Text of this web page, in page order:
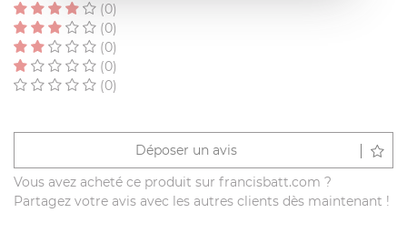
(0)
(0)
(0)
(0)
(0)
Déposer un avis
Vous avez acheté ce produit sur francisbatt.com ?
Partagez votre avis avec les autres clients dès maintenant !